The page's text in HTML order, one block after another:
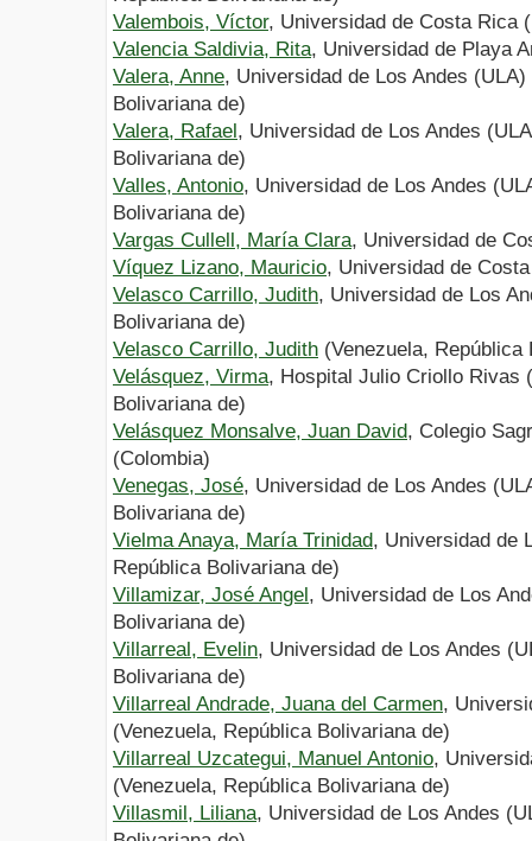
Valembois, Víctor, Universidad de Costa Rica
Valencia Saldivia, Rita, Universidad de Playa
Valera, Anne, Universidad de Los Andes
Bolivariana de)
Valera, Rafael , Universidad de Los Andes
Bolivariana de)
Valles, Antonio, Universidad de Los Andes
Bolivariana de)
Vargas Cullell, María Clara, Universidad de
Víquez Lizano, Mauricio, Universidad de
Velasco Carrillo, Judith, Universidad de Los
Bolivariana de)
Velasco Carrillo, Judith (Venezuela, República
Velásquez, Virma, Hospital Julio Criollo Rivas
Bolivariana de)
Velásquez Monsalve, Juan David, Colegio
(Colombia)
Venegas, José, Universidad de Los Andes
Bolivariana de)
Vielma Anaya, María Trinidad, Universidad de
República Bolivariana de)
Villamizar, José Angel , Universidad de Los
Bolivariana de)
Villarreal, Evelin, Universidad de Los Andes
Bolivariana de)
Villarreal Andrade, Juana del Carmen,
(Venezuela, República Bolivariana de)
Villarreal Uzcategui, Manuel Antonio,
(Venezuela, República Bolivariana de)
Villasmil, Liliana, Universidad de Los Andes